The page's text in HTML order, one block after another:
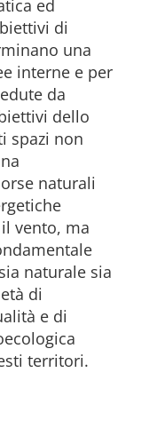
ed
di
una
interne e per
da
dello
spazi non
naturali
vento, ma
naturale sia
di
e di
territori.